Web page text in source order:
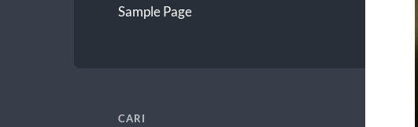
Sample Page
CARI